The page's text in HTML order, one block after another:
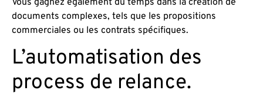
Vous gagnez également du temps dans la création de
documents complexes, tels que les propositions
commerciales ou les contrats spécifiques.
L’automatisation des
process de relance.